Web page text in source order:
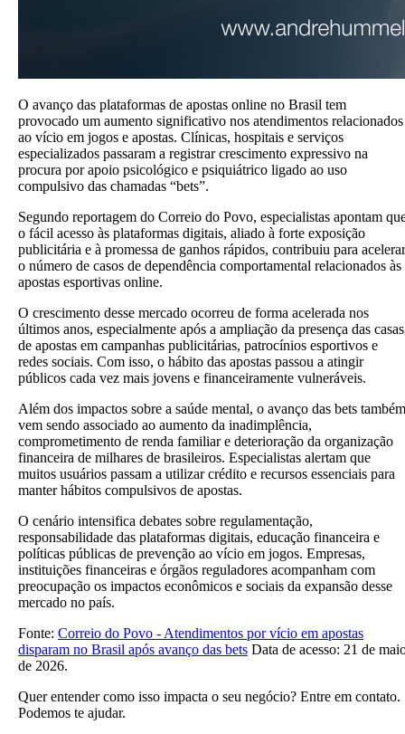
O avanço das plataformas de apostas online no Brasil tem
provocado um aumento significativo nos atendimentos relacionados
ao vício em jogos e apostas. Clínicas, hospitais e serviços
especializados passaram a registrar crescimento expressivo na
procura por apoio psicológico e psiquiátrico ligado ao uso
compulsivo das chamadas “bets”.
Segundo reportagem do Correio do Povo, especialistas apontam
o fácil acesso às plataformas digitais, aliado à forte exposição
publicitária e à promessa de ganhos rápidos, contribuiu para acelerar
o número de casos de dependência comportamental relacionados às
apostas esportivas online.
O crescimento desse mercado ocorreu de forma acelerada nos
últimos anos, especialmente após a ampliação da presença das casas
de apostas em campanhas publicitárias, patrocínios esportivos e
redes sociais. Com isso, o hábito das apostas passou a atingir
públicos cada vez mais jovens e financeiramente vulneráveis.
Além dos impactos sobre a saúde mental, o avanço das bets também
vem sendo associado ao aumento da inadimplência,
comprometimento de renda familiar e deterioração da organização
financeira de milhares de brasileiros. Especialistas alertam que
muitos usuários passam a utilizar crédito e recursos essenciais para
manter hábitos compulsivos de apostas.
O cenário intensifica debates sobre regulamentação,
responsabilidade das plataformas digitais, educação financeira e
políticas públicas de prevenção ao vício em jogos. Empresas,
instituições financeiras e órgãos reguladores acompanham com
preocupação os impactos econômicos e sociais da expansão desse
mercado no país.
Fonte: Correio do Povo - Atendimentos por vício em apostas
disparam no Brasil após avanço das bets Data de acesso: 21 de
de 2026.
Quer entender como isso impacta o seu negócio? Entre em contato.
Podemos te ajudar.